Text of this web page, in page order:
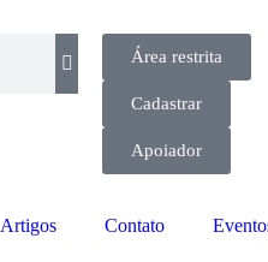
Área restrita
Cadastrar
Apoiador
Artigos Contato